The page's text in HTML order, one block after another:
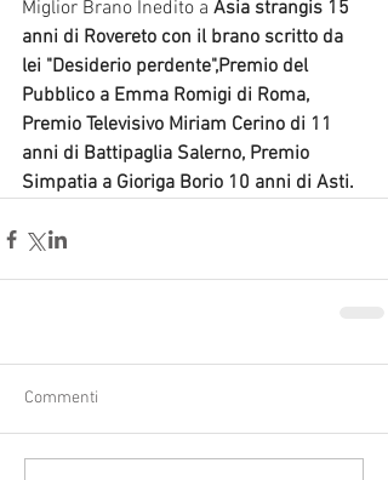
Miglior Brano Inedito a Asia strangis 15
anni di Rovereto con il brano scritto da
lei "Desiderio perdente",Premio del
Pubblico a Emma Romigi di Roma,
Premio Televisivo Miriam Cerino di 11
anni di Battipaglia Salerno, Premio
Simpatia a Gioriga Borio 10 anni di Asti.
Commenti